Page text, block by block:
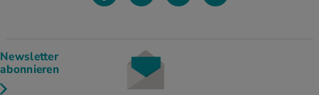
Newsletter
abonnieren